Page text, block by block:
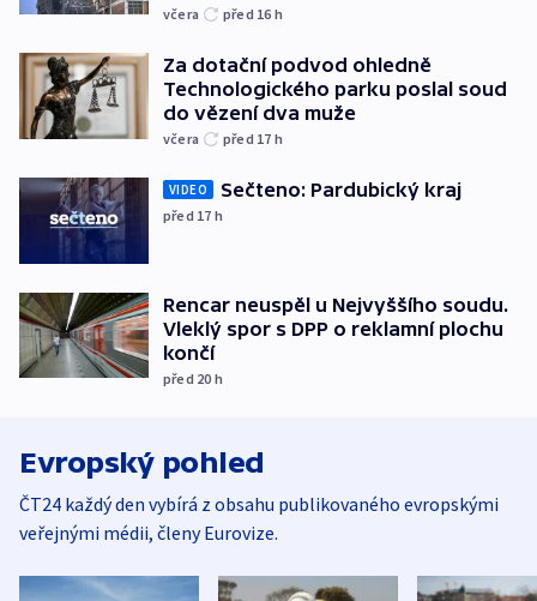
včera před 16 h
Za dotační podvod ohledně
Technologického parku poslal soud
do vězení dva muže
včera před 17 h
VIDEO Sečteno: Pardubický kraj
před 17 h
Rencar neuspěl u Nejvyššího soudu.
Vleklý spor s DPP o reklamní plochu
končí
před 20 h
Evropský pohled
ČT24 každý den vybírá z obsahu publikovaného evropskými
veřejnými médii, členy Eurovize.